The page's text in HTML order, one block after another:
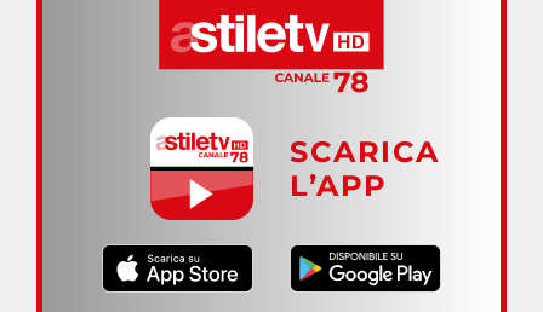
SCARICA
L’APP